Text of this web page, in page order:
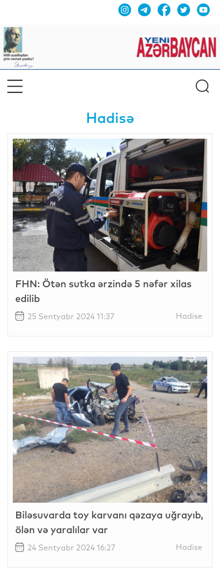
Hadisə
FHN: Ötən sutka ərzində 5 nəfər xilas
edilib
25 Sentyabr 2024 11:37 Hadise
Biləsuvarda toy karvanı qəzaya uğrayıb,
ölən və yaralılar var
24 Sentyabr 2024 16:27 Hadise